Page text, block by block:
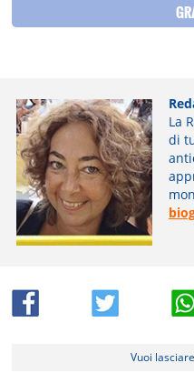
La
di
Vuoi